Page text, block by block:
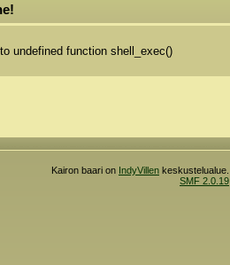
undefined function shell_exec()
Kairon baari on IndyVillen
SMF 2.0.19